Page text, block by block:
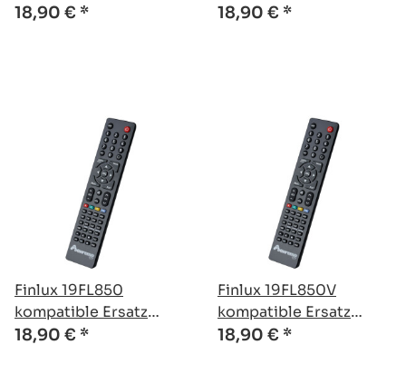
Fernbedienung
18,90 € *
Fernbedienung
18,90 € *
Finlux 19FL850
kompatible Ersatz
Fernbedienung
18,90 € *
Finlux 19FL850V
kompatible Ersatz
Fernbedienung
18,90 € *